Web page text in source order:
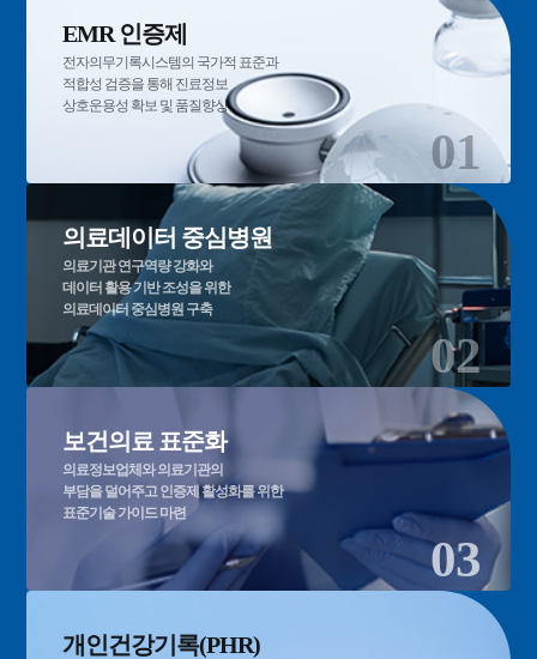
EMR 인증제
전자의무기록시스템의 국가적 표준과
적합성 검증을 통해 진료정보
상호운용성 확보 및 품질향상
01
의료데이터 중심병원
의료기관 연구역량 강화와
데이터 활용 기반 조성을 위한
의료데이터 중심병원 구축
02
보건의료 표준화
의료정보업체와 의료기관의
부담을 덜어주고 인증제 활성화를 위한
표준기술 가이드 마련
03
개인건강기록(PHR)